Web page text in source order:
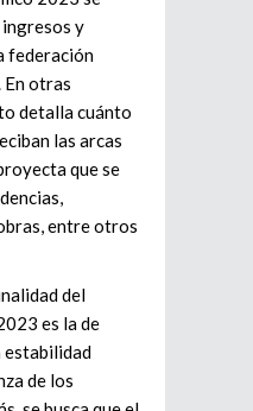
y
federación
En otras
detalla cuánto
las arcas
que se
entre otros
del
es la de
estabilidad
de los